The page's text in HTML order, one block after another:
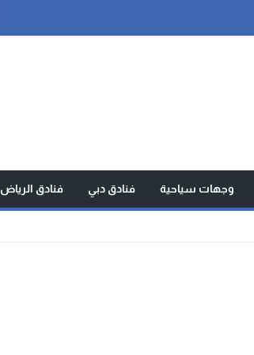
وجهات سياحية فنادق دبي فنادق الرياض